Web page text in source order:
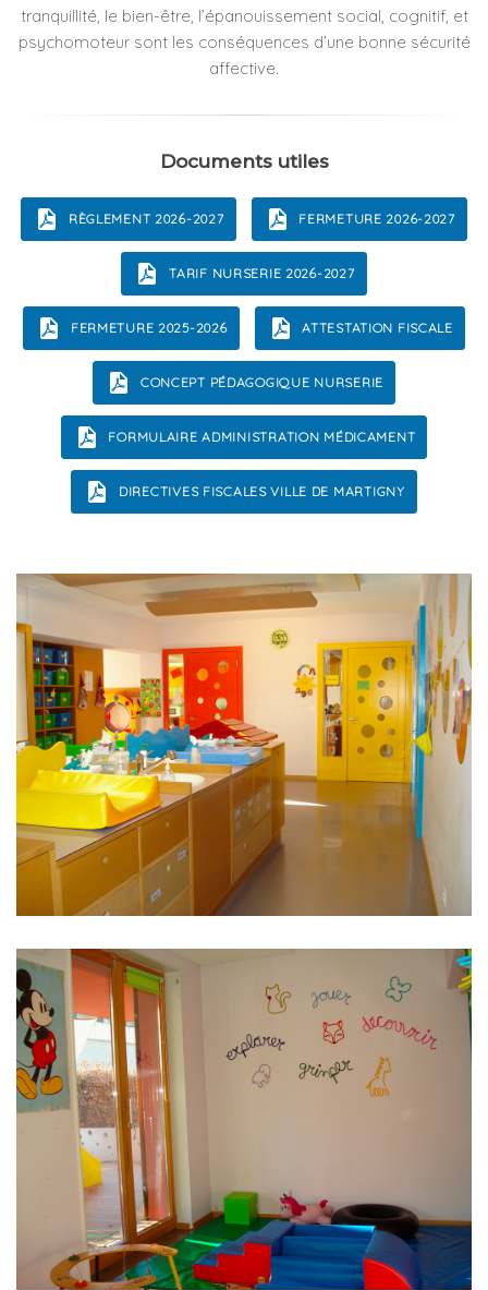
tranquillité, le bien-être, l’épanouissement social, cognitif, et
psychomoteur sont les conséquences d’une bonne sécurité
affective.
Documents utiles
RÈGLEMENT 2026-2027 FERMETURE 2026-2027
TARIF NURSERIE 2026-2027
FERMETURE 2025-2026 ATTESTATION FISCALE
CONCEPT PÉDAGOGIQUE NURSERIE
FORMULAIRE ADMINISTRATION MÉDICAMENT
DIRECTIVES FISCALES VILLE DE MARTIGNY